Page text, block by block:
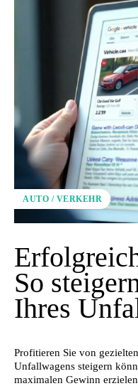
AUTO / VERKEHR
So
Ihres
Profitieren Sie von
Unfallwagens steigern
maximalen Gewinn